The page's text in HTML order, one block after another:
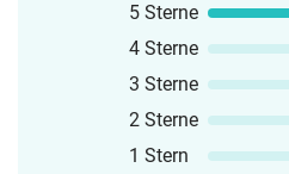
5 Sterne
4 Sterne
3 Sterne
2 Sterne
1 Stern